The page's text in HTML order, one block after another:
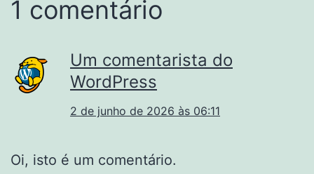
1 comentário
Um comentarista do
WordPress
2 de junho de 2026 às 06:11
Oi, isto é um comentário.